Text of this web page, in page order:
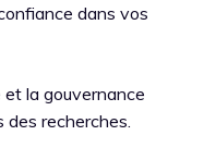
dans vos
et la gouvernance
des recherches.